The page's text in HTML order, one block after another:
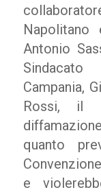
Antonio
Campania,
Rossi, il
quanto
e